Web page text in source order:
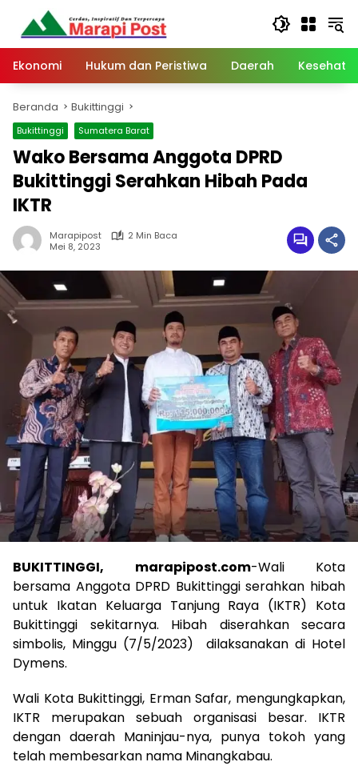
Langsung
konten
Ekonomi
Hukum dan Peristiwa Daerah
Beranda Bukittinggi
Bukittinggi Sumatera Barat
Wako Bersama Anggota DPRD
Bukittinggi Serahkan Hibah Pada
IKTR
Marapipost
2 Min Baca
Mei 8, 2023
BUKITTINGGI, marapipost.com-Wali Kota
bersama Anggota DPRD Bukittinggi serahkan hibah
untuk Ikatan Keluarga Tanjung Raya (IKTR) Kota
Bukittinggi sekitarnya. Hibah diserahkan secara
simbolis, Minggu (7/5/2023) dilaksanakan di Hotel
Dymens.
Wali Kota Bukittinggi, Erman Safar, mengungkapkan,
IKTR merupakan sebuah organisasi besar. IKTR
dengan daerah Maninjau-nya, punya tokoh yang
telah membesarkan nama Minangkabau.